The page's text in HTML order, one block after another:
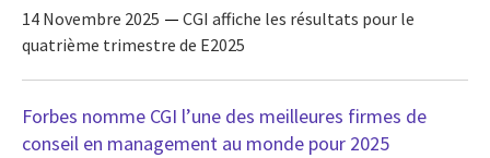
14 Novembre 2025
CGI affiche les résultats pour le
quatrième trimestre de E2025
Forbes nomme CGI l’une des meilleures firmes de
conseil en management au monde pour 2025